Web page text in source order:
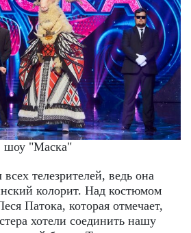
шоу "Маска"
телезрителей, ведь она
колорит. Над костюмом
Патока, которая отмечает,
хотели соединить нашу